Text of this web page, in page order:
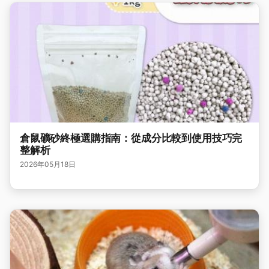
倉鼠礦砂終極選購指南：從成分比較到使用技巧完
整解析
2026年05月18日